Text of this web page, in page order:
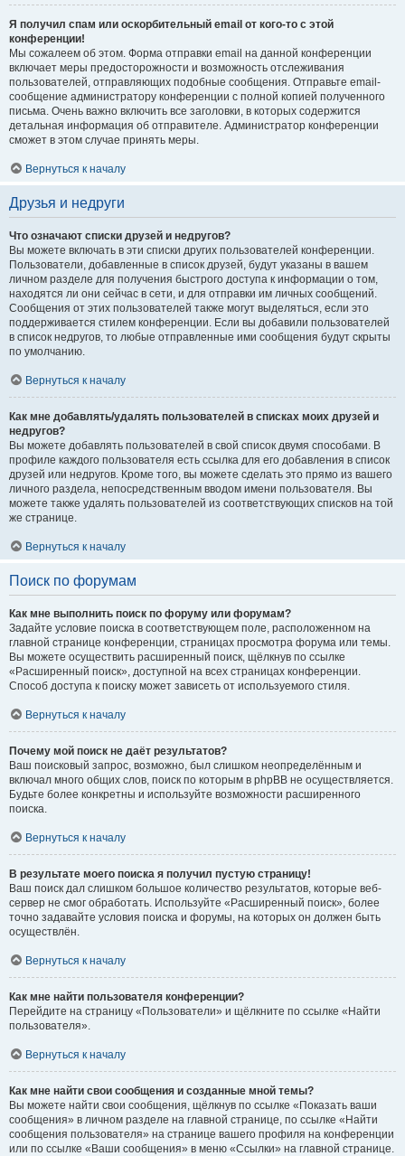
Я получил спам или оскорбительный email от кого-то с этой
конференции!
Мы сожалеем об этом. Форма отправки email на данной конференции
включает меры предосторожности и возможность отслеживания
пользователей, отправляющих подобные сообщения. Отправьте email-
сообщение администратору конференции с полной копией полученного
письма. Очень важно включить все заголовки, в которых содержится
детальная информация об отправителе. Администратор конференции
сможет в этом случае принять меры.
Вернуться к началу
Друзья и недруги
Что означают списки друзей и недругов?
Вы можете включать в эти списки других пользователей конференции.
Пользователи, добавленные в список друзей, будут указаны в вашем
личном разделе для получения быстрого доступа к информации о том,
находятся ли они сейчас в сети, и для отправки им личных сообщений.
Сообщения от этих пользователей также могут выделяться, если это
поддерживается стилем конференции. Если вы добавили пользователей
в список недругов, то любые отправленные ими сообщения будут скрыты
по умолчанию.
Вернуться к началу
Как мне добавлять/удалять пользователей в списках моих друзей и
недругов?
Вы можете добавлять пользователей в свой список двумя способами. В
профиле каждого пользователя есть ссылка для его добавления в список
друзей или недругов. Кроме того, вы можете сделать это прямо из вашего
личного раздела, непосредственным вводом имени пользователя. Вы
можете также удалять пользователей из соответствующих списков на той
же странице.
Вернуться к началу
Поиск по форумам
Как мне выполнить поиск по форуму или форумам?
Задайте условие поиска в соответствующем поле, расположенном на
главной странице конференции, страницах просмотра форума или темы.
Вы можете осуществить расширенный поиск, щёлкнув по ссылке
«Расширенный поиск», доступной на всех страницах конференции.
Способ доступа к поиску может зависеть от используемого стиля.
Вернуться к началу
Почему мой поиск не даёт результатов?
Ваш поисковый запрос, возможно, был слишком неопределённым и
включал много общих слов, поиск по которым в phpBB не осуществляется.
Будьте более конкретны и используйте возможности расширенного
поиска.
Вернуться к началу
В результате моего поиска я получил пустую страницу!
Ваш поиск дал слишком большое количество результатов, которые веб-
сервер не смог обработать. Используйте «Расширенный поиск», более
точно задавайте условия поиска и форумы, на которых он должен быть
осуществлён.
Вернуться к началу
Как мне найти пользователя конференции?
Перейдите на страницу «Пользователи» и щёлкните по ссылке «Найти
пользователя».
Вернуться к началу
Как мне найти свои сообщения и созданные мной темы?
Вы можете найти свои сообщения, щёлкнув по ссылке «Показать ваши
сообщения» в личном разделе на главной странице, по ссылке «Найти
сообщения пользователя» на странице вашего профиля на конференции
или по ссылке «Ваши сообщения» в меню «Ссылки» на главной странице.